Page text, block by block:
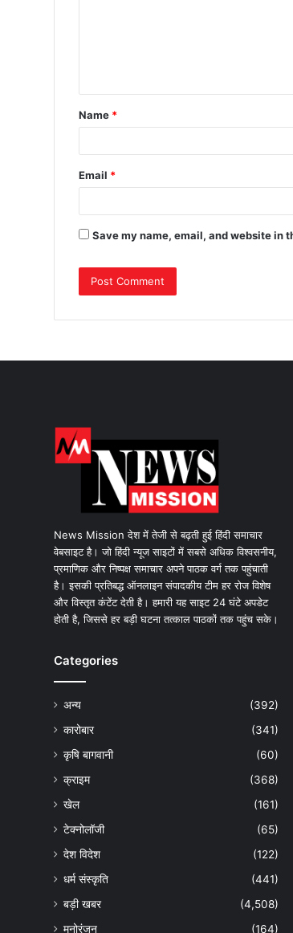
Name *
Email *
Save my name, email, and website in
News Mission देश में तेजी से बढ़ती हुई हिंदी समाचार
वेबसाइट है। जो हिंदी न्यूज साइटों में सबसे अधिक विश्वसनीय,
प्रमाणिक और निष्पक्ष समाचार अपने पाठक वर्ग तक पहुंचाती
है। इसकी प्रतिबद्ध ऑनलाइन संपादकीय टीम हर रोज विशेष
और विस्तृत कंटेंट देती है। हमारी यह साइट 24 घंटे अपडेट
होती है, जिससे हर बड़ी घटना तत्काल पाठकों तक पहुंच सके।
Categories
अन्य
(392)
कारोबार
(341)
कृषि बागवानी
(60)
क्राइम
(368)
खेल
(161)
टेक्नोलॉजी
(65)
देश विदेश
(122)
धर्म संस्कृति
(441)
बड़ी खबर
(4,508)
मनोरंजन
(164)